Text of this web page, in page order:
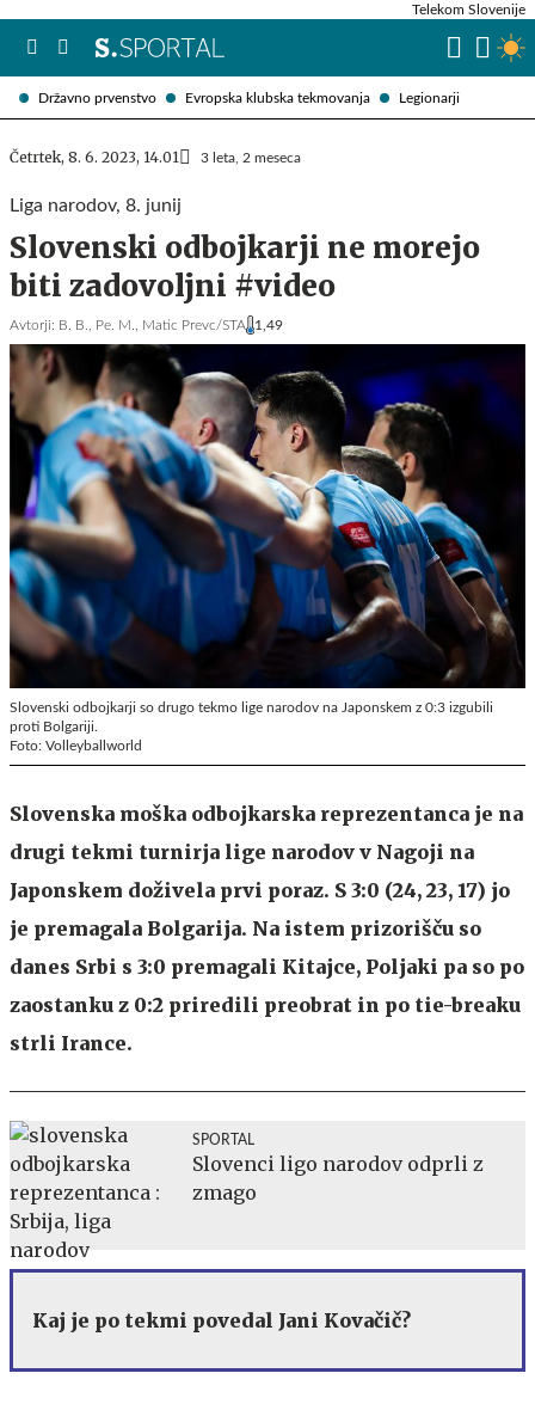
Državno prvenstvo Evropska klubska tekmovanja Legionarji
Telekom Slovenije
Četrtek, 8. 6. 2023, 14.01 3 leta, 2 meseca
Liga narodov, 8. junij
Slovenski odbojkarji ne morejo
biti zadovoljni #video
Avtorji: B. B., Pe. M., Matic Prevc/STA 1,49
Slovenski odbojkarji so drugo tekmo lige narodov na Japonskem z 0:3 izgubili
proti Bolgariji.
Foto: Volleyballworld
Slovenska moška odbojkarska reprezentanca je na
drugi tekmi turnirja lige narodov v Nagoji na
Japonskem doživela prvi poraz. S 3:0 (24, 23, 17) jo
je premagala Bolgarija. Na istem prizorišču so
danes Srbi s 3:0 premagali Kitajce, Poljaki pa so po
zaostanku z 0:2 priredili preobrat in po tie-breaku
strli Irance.
SPORTAL
Slovenci ligo narodov odprli z
zmago
Kaj je po tekmi povedal Jani Kovačič?